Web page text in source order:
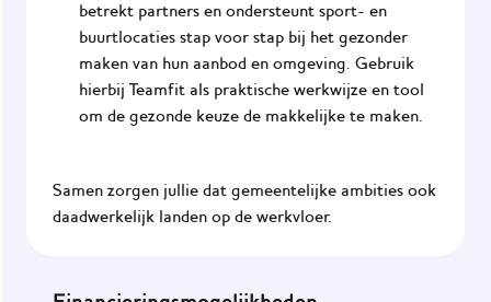
betrekt partners en ondersteunt sport- en
buurtlocaties stap voor stap bij het gezonder
maken van hun aanbod en omgeving. Gebruik
hierbij Teamfit als praktische werkwijze en tool
om de gezonde keuze de makkelijke te maken.
Samen zorgen jullie dat gemeentelijke ambities ook
daadwerkelijk landen op de werkvloer.